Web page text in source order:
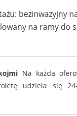
bezinwazyjny
na ramy do
Na każda
udziela się 24-